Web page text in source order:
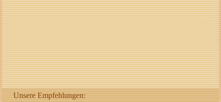
Unsere Empfehlungen: